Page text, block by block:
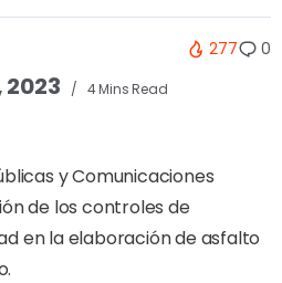
4 Mins Read
277 0
y Comunicaciones
de los controles de
en la elaboración de asfalto